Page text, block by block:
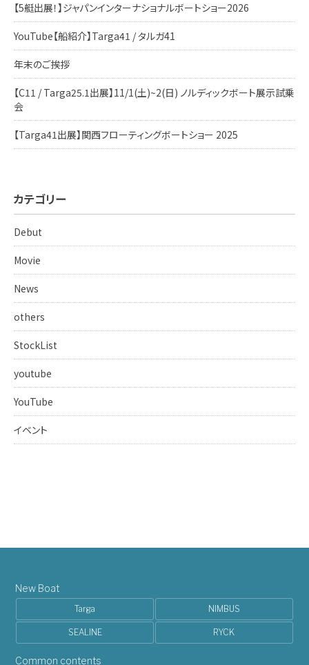
【5艇出展！】ジャパンインターナショナルボートショー2026
YouTube【船紹介】Targa41 / タルガ41
年末のご挨拶
【C11 / Targa25.1出展】11/1(土)~2(日) ノルディックボート展示試乗
会
【Targa41出展】関西フローティングボートショー 2025
カテゴリー
Debut
Movie
News
others
StockList
youtube
YouTube
イベント
New Boat
Targa NIMBUS
SEALINE RYCK
Common contents